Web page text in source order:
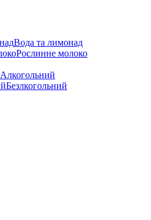
Вода та лимонад
Рослинне молоко
Алкогольний
Безлкогольний